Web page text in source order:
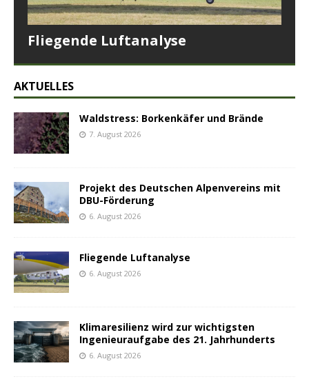
Fliegende Luftanalyse
AKTUELLES
Waldstress: Borkenkäfer und Brände
7. August 2026
Projekt des Deutschen Alpenvereins mit
DBU-Förderung
6. August 2026
Fliegende Luftanalyse
6. August 2026
Klimaresilienz wird zur wichtigsten
Ingenieuraufgabe des 21. Jahrhunderts
6. August 2026